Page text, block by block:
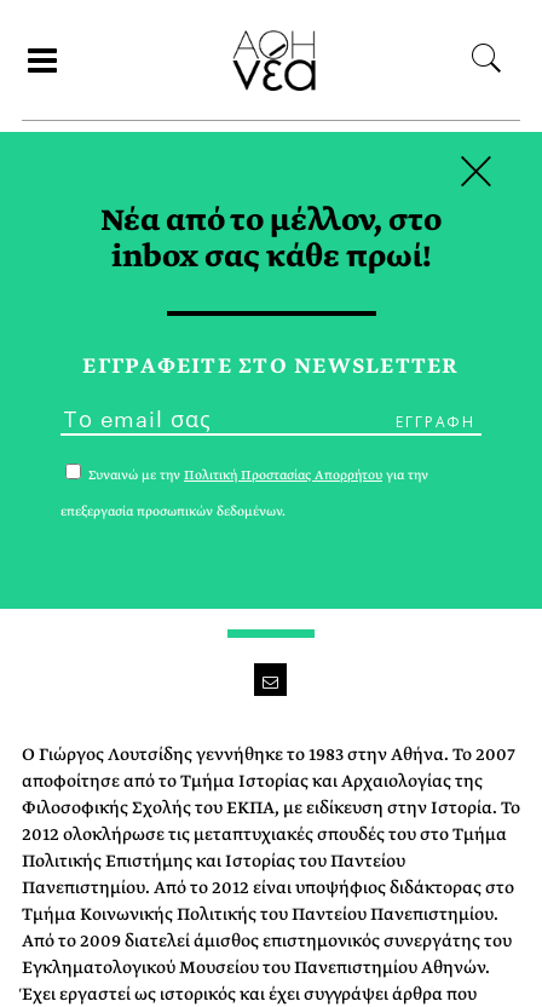
ΓΙΩΡΓΟΣ ΛΟΥΤΣΙΔΗΣ
Ο Γιώργος Λουτσίδης γεννήθηκε το 1983 στην Αθήνα. Το 2007
αποφοίτησε από το Τμήμα Ιστορίας και Αρχαιολογίας της
Φιλοσοφικής Σχολής του ΕΚΠΑ, με ειδίκευση στην Ιστορία. Το
2012 ολοκλήρωσε τις μεταπτυχιακές σπουδές του στο Τμήμα
Πολιτικής Επιστήμης και Ιστορίας του Παντείου
Πανεπιστημίου. Από το 2012 είναι υποψήφιος διδάκτορας στο
Τμήμα Κοινωνικής Πολιτικής του Παντείου Πανεπιστημίου.
Από το 2009 διατελεί άμισθος επιστημονικός συνεργάτης του
Εγκληματολογικού Μουσείου του Πανεπιστημίου Αθηνών.
Έχει εργαστεί ως ιστορικός και έχει συγγράψει άρθρα που
Νέα από το μέλλον, στο
inbox σας κάθε πρωί!
ΕΓΓPΑΦΕΙΤΕ ΣΤΟ NEWSLETTER
Συναινώ με την Πολιτική Προστασίας Απορρήτου για την
επεξεργασία προσωπικών δεδομένων.
×